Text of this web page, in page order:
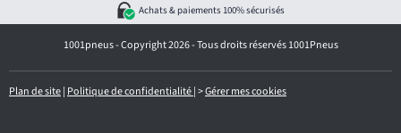
i
l
Achats & paiements 100% sécurisés
1001pneus - Copyright 2026 - Tous droits réservés 1001Pneus
Plan de site| Politique de confidentialité|>Gérer mes cookies